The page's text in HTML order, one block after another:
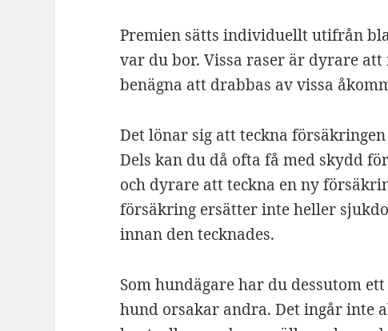
Premien sätts individuellt utifrån
var du bor. Vissa raser är dyrare
benägna att drabbas av vissa
Det lönar sig att teckna
Dels kan du då ofta få med skydd
och dyrare att teckna en ny
försäkring ersätter inte heller
innan den tecknades.
Som hundägare har du dessutom
hund orsakar andra. Det ingår inte